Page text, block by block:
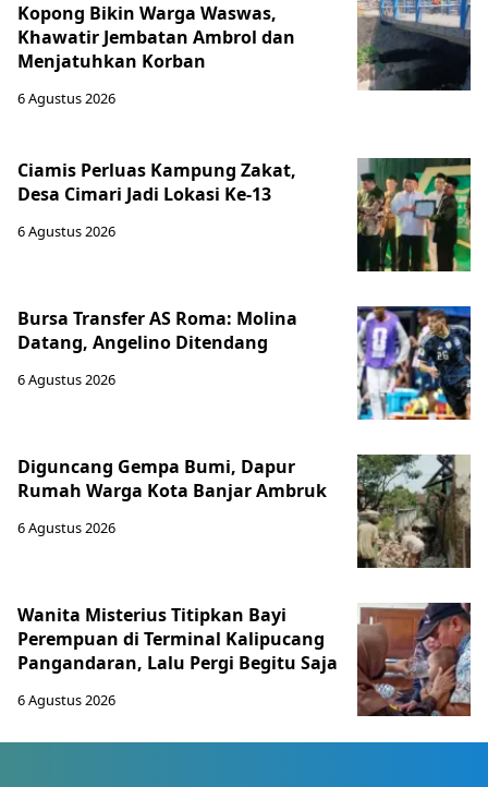
Kopong Bikin Warga Waswas,
Khawatir Jembatan Ambrol dan
Menjatuhkan Korban
6 Agustus 2026
Ciamis Perluas Kampung Zakat,
Desa Cimari Jadi Lokasi Ke-13
6 Agustus 2026
Bursa Transfer AS Roma: Molina
Datang, Angelino Ditendang
6 Agustus 2026
Diguncang Gempa Bumi, Dapur
Rumah Warga Kota Banjar Ambruk
6 Agustus 2026
Wanita Misterius Titipkan Bayi
Perempuan di Terminal Kalipucang
Pangandaran, Lalu Pergi Begitu Saja
6 Agustus 2026